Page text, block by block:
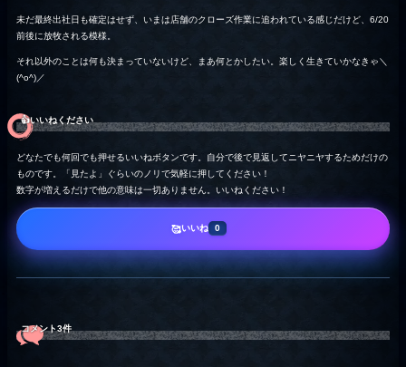
未だ最終出社日も確定はせず、いまは店舗のクローズ作業に追われている感じだけど、6/20
前後に放牧される模様。
それ以外のことは何も決まっていないけど、まあ何とかしたい。楽しく生きていかなきゃ＼
(^o^)／
👍️いいねください
どなたでも何回でも押せるいいねボタンです。自分で後で見返してニヤニヤするためだけの
ものです。「見たよ」ぐらいのノリで気軽に押してください！
数字が増えるだけで他の意味は一切ありません。いいねください！
🥰いいね 0
コメント3件